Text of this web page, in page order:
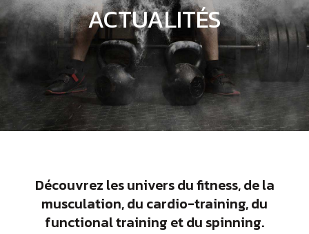
ACTUALITÉS
Découvrez les univers du fitness, de la
musculation, du cardio-training, du
functional training et du spinning.